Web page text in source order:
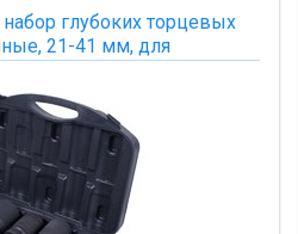
глубоких торцевых
21-41 мм, для